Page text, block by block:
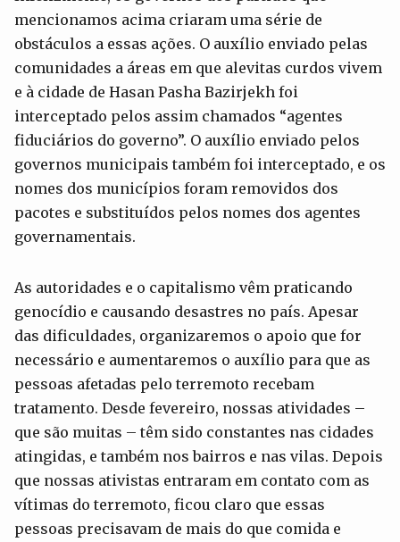
mencionamos acima criaram uma série de
obstáculos a essas ações. O auxílio enviado pelas
comunidades a áreas em que alevitas curdos vivem
e à cidade de Hasan Pasha Bazirjekh foi
interceptado pelos assim chamados “agentes
fiduciários do governo”. O auxílio enviado pelos
governos municipais também foi interceptado, e os
nomes dos municípios foram removidos dos
pacotes e substituídos pelos nomes dos agentes
governamentais.
As autoridades e o capitalismo vêm praticando
genocídio e causando desastres no país. Apesar
das dificuldades, organizaremos o apoio que for
necessário e aumentaremos o auxílio para que as
pessoas afetadas pelo terremoto recebam
tratamento. Desde fevereiro, nossas atividades –
que são muitas – têm sido constantes nas cidades
atingidas, e também nos bairros e nas vilas. Depois
que nossas ativistas entraram em contato com as
vítimas do terremoto, ficou claro que essas
pessoas precisavam de mais do que comida e